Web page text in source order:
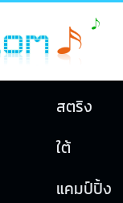
สตริง
ใต้
แคมป์ปิ้ง